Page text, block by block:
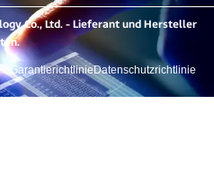
Co., Ltd. - Lieferant und Hersteller
Datenschutzrichtlinie
Garantierichtlinie